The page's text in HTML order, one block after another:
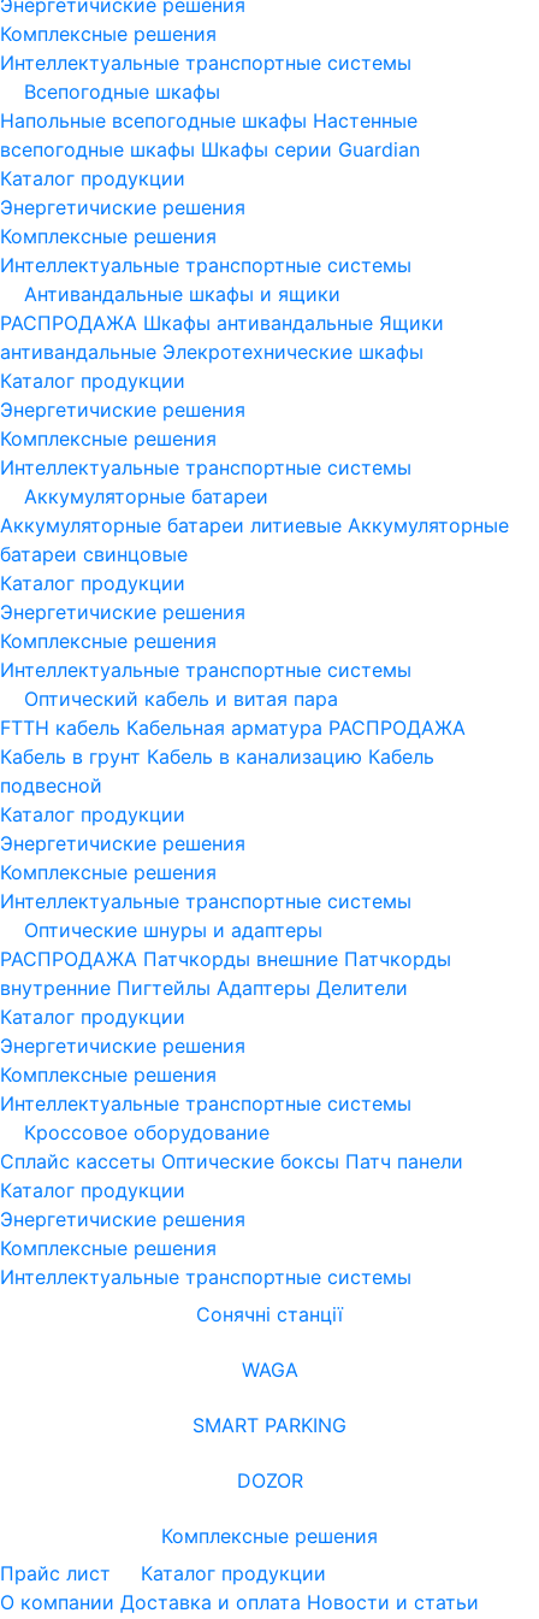
Комплексные решения
Интеллектуальные транспортные системы
Всепогодные шкафы
Напольные всепогодные шкафы Настенные
всепогодные шкафы Шкафы серии Guardian
Каталог продукции
Энергетичиские решения
Комплексные решения
Интеллектуальные транспортные системы
Антивандальные шкафы и ящики
РАСПРОДАЖА Шкафы антивандальные Ящики
антивандальные Элекротехнические шкафы
Каталог продукции
Энергетичиские решения
Комплексные решения
Интеллектуальные транспортные системы
Аккумуляторные батареи
Аккумуляторные батареи литиевые Аккумуляторные
батареи свинцовые
Каталог продукции
Энергетичиские решения
Комплексные решения
Интеллектуальные транспортные системы
Оптический кабель и витая пара
FTTH кабель Кабельная арматура РАСПРОДАЖА
Кабель в грунт Кабель в канализацию Кабель
подвесной
Каталог продукции
Энергетичиские решения
Комплексные решения
Интеллектуальные транспортные системы
Оптические шнуры и адаптеры
РАСПРОДАЖА Патчкорды внешние Патчкорды
внутренние Пигтейлы Адаптеры Делители
Каталог продукции
Энергетичиские решения
Комплексные решения
Интеллектуальные транспортные системы
Кроссовое оборудование
Сплайс кассеты Оптические боксы Патч панели
Каталог продукции
Энергетичиские решения
Комплексные решения
Интеллектуальные транспортные системы
Сонячні станції
WAGA
SMART PARKING
DOZOR
Комплексные решения
Прайс лист
Каталог продукции
О компании Доставка и оплата Новости и статьи